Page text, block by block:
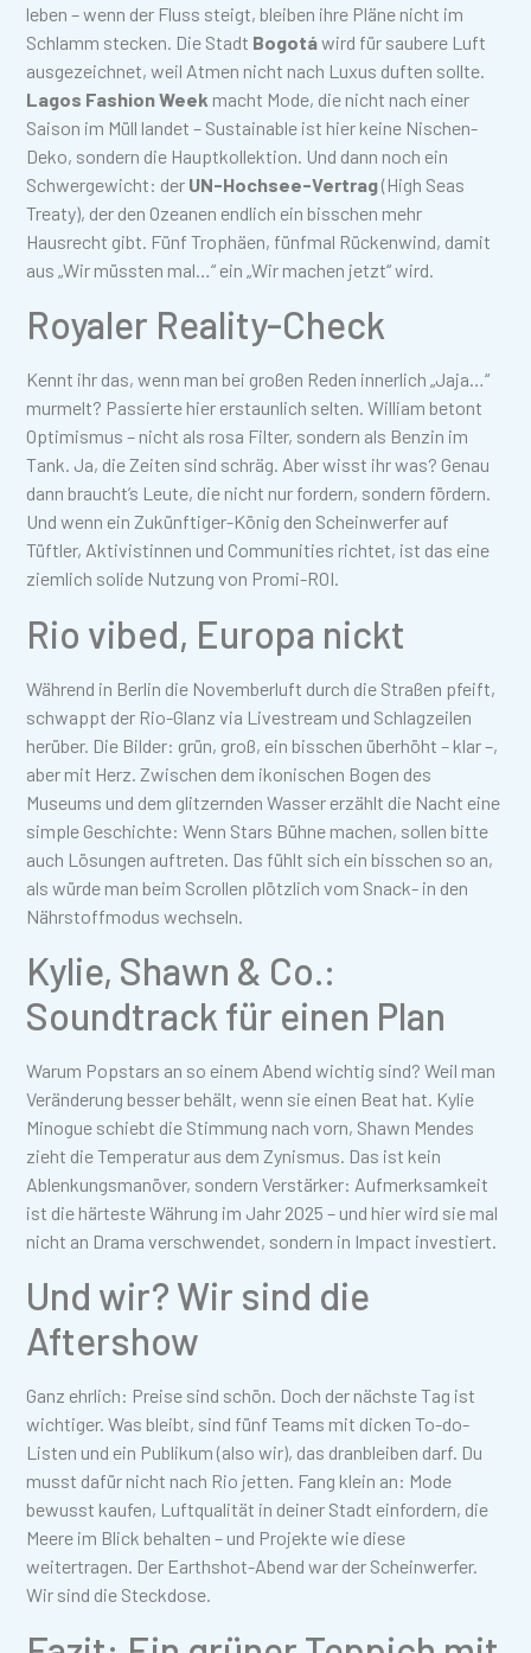
leben – wenn der Fluss steigt, bleiben ihre Pläne nicht im
Schlamm stecken. Die Stadt Bogotáwird für saubere Luft
ausgezeichnet, weil Atmen nicht nach Luxus duften sollte.
Lagos Fashion Week macht Mode, die nicht nach einer
Saison im Müll landet – Sustainable ist hier keine Nischen-
Deko, sondern die Hauptkollektion. Und dann noch ein
Schwergewicht: der UN-Hochsee-Vertrag(High Seas
Treaty), der den Ozeanen endlich ein bisschen mehr
Hausrecht gibt. Fünf Trophäen, fünfmal Rückenwind, damit
aus „Wir müssten mal…“ ein „Wir machen jetzt“ wird.
Royaler Reality-Check
Kennt ihr das, wenn man bei großen Reden innerlich „Jaja…“
murmelt? Passierte hier erstaunlich selten. William betont
Optimismus – nicht als rosa Filter, sondern als Benzin im
Tank. Ja, die Zeiten sind schräg. Aber wisst ihr was? Genau
dann braucht’s Leute, die nicht nur fordern, sondern fördern.
Und wenn ein Zukünftiger-König den Scheinwerfer auf
Tüftler, Aktivistinnen und Communities richtet, ist das eine
ziemlich solide Nutzung von Promi-ROI.
Rio vibed, Europa nickt
Während in Berlin die Novemberluft durch die Straßen pfeift,
schwappt der Rio-Glanz via Livestream und Schlagzeilen
herüber. Die Bilder: grün, groß, ein bisschen überhöht – klar –,
aber mit Herz. Zwischen dem ikonischen Bogen des
Museums und dem glitzernden Wasser erzählt die Nacht eine
simple Geschichte: Wenn Stars Bühne machen, sollen bitte
auch Lösungen auftreten. Das fühlt sich ein bisschen so an,
als würde man beim Scrollen plötzlich vom Snack- in den
Nährstoffmodus wechseln.
Kylie, Shawn & Co.:
Soundtrack für einen Plan
Warum Popstars an so einem Abend wichtig sind? Weil man
Veränderung besser behält, wenn sie einen Beat hat. Kylie
Minogue schiebt die Stimmung nach vorn, Shawn Mendes
zieht die Temperatur aus dem Zynismus. Das ist kein
Ablenkungsmanöver, sondern Verstärker: Aufmerksamkeit
ist die härteste Währung im Jahr 2025 – und hier wird sie mal
nicht an Drama verschwendet, sondern in Impact investiert.
Und wir? Wir sind die
Aftershow
Ganz ehrlich: Preise sind schön. Doch der nächste Tag ist
wichtiger. Was bleibt, sind fünf Teams mit dicken To-do-
Listen und ein Publikum (also wir), das dranbleiben darf. Du
musst dafür nicht nach Rio jetten. Fang klein an: Mode
bewusst kaufen, Luftqualität in deiner Stadt einfordern, die
Meere im Blick behalten – und Projekte wie diese
weitertragen. Der Earthshot-Abend war der Scheinwerfer.
Wir sind die Steckdose.